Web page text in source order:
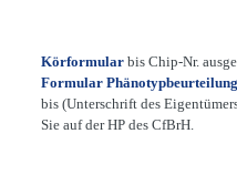
Körformularbis Chip-Nr.
Formular Phänotypbeurteilung
bis (Unterschrift des
Sie auf der HP des CfBrH.